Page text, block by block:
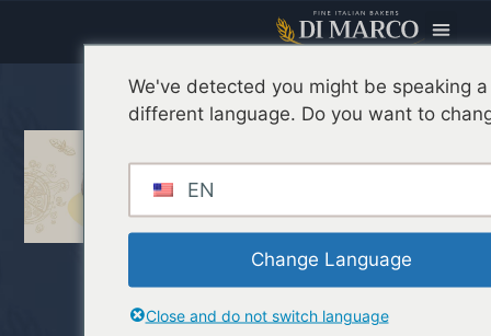
Gusto rustico
presenta la
nuova base
frozen
Multicereali
We've detected you might be speaking a
different language. Do you want to
EN
Change Language
Close and do not switch language